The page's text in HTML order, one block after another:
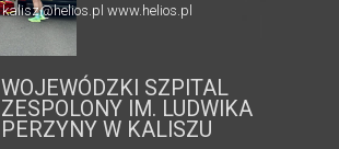
kalisz@helios.pl www.helios.pl
WOJEWÓDZKI SZPITAL
ZESPOLONY IM. LUDWIKA
PERZYNY W KALISZU